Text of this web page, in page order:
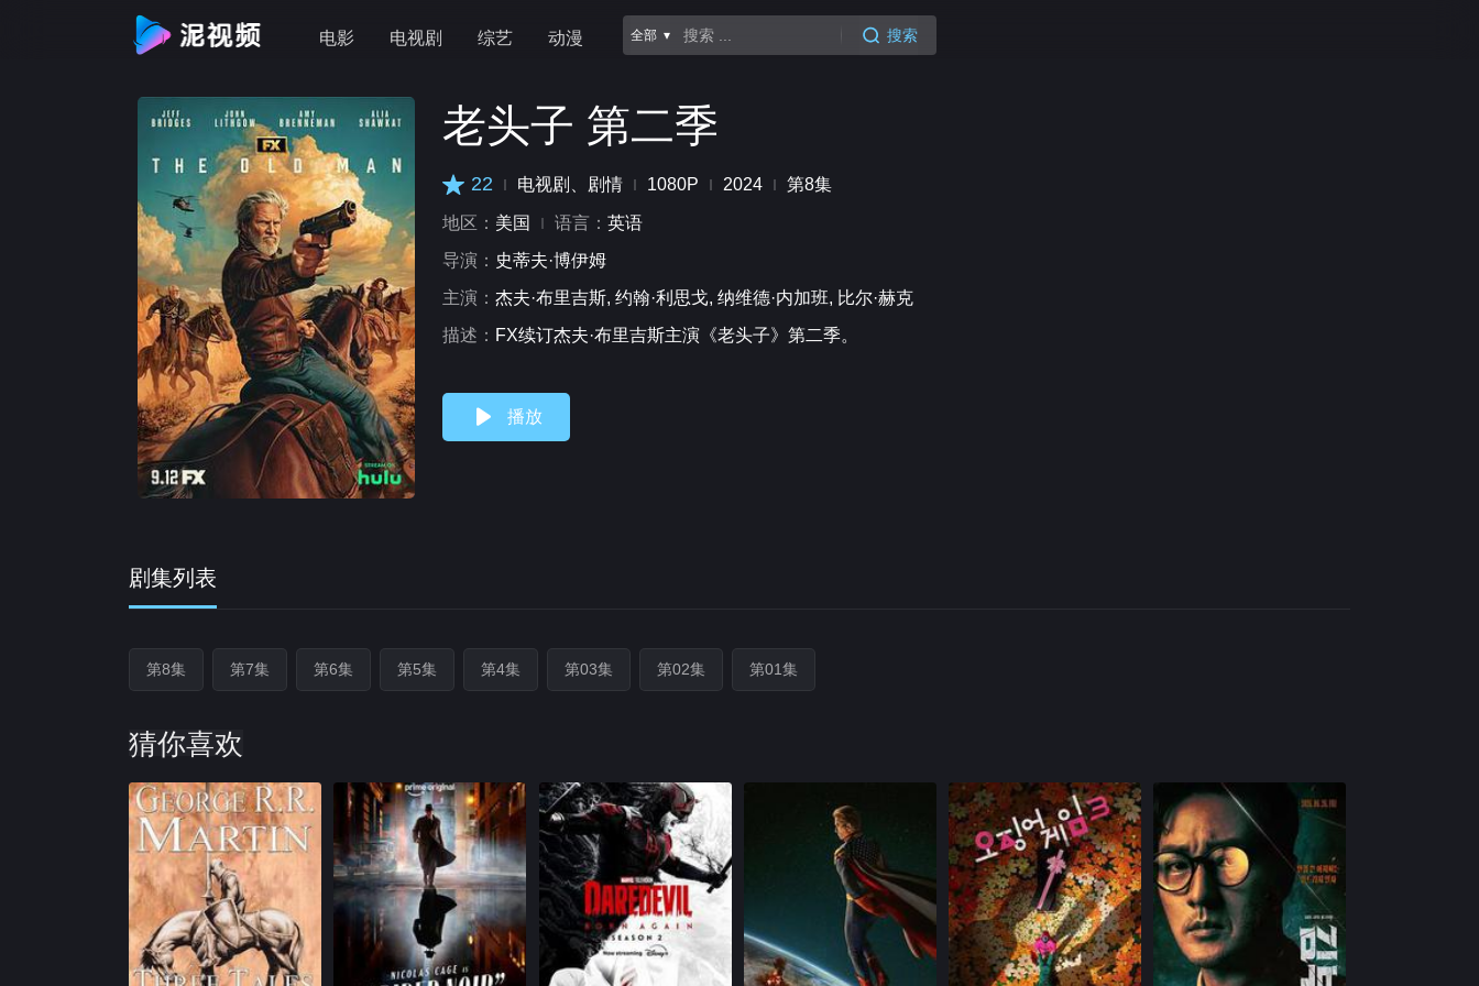
电影 电视剧 综艺 动漫 全部 ▾ 搜索
老头子 第二季
22 电视剧、剧情 1080P 2024 第8集
地区： 美国 语言： 英语
导演： 史蒂夫·博伊姆
主演： 杰夫·布里吉斯, 约翰·利思戈, 纳维德·内加班, 比尔·赫克
描述： FX续订杰夫·布里吉斯主演《老头子》第二季。
播放
剧集列表
第8集 第7集 第6集 第5集 第4集 第03集 第02集 第01集
猜你喜欢